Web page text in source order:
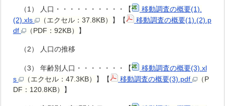
（1） 人口・・・・・・・・・・【
移動調査の概要(1).
(2).xls
（エクセル：37.8KB） 】【
移動調査の概要(1).(2).p
df
（PDF：92KB） 】
（2） 人口の推移
（3） 年齢別人口・・・・・・・【
移動調査の概要(3).xl
s
（エクセル：47.3KB） 】【 移動調査の概要(3).pdf
（P
DF：120.8KB）
】